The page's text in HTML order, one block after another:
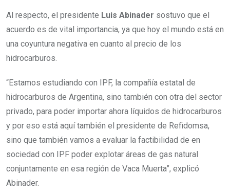
Al respecto, el presidente Luis Abinader sostuvo que el
acuerdo es de vital importancia, ya que hoy el mundo está en
una coyuntura negativa en cuanto al precio de los
hidrocarburos.
“Estamos estudiando con IPF, la compañía estatal de
hidrocarburos de Argentina, sino también con otra del sector
privado, para poder importar ahora líquidos de hidrocarburos
y por eso está aquí también el presidente de Refidomsa,
sino que también vamos a evaluar la factibilidad de en
sociedad con IPF poder explotar áreas de gas natural
conjuntamente en esa región de Vaca Muerta”, explicó
Abinader.